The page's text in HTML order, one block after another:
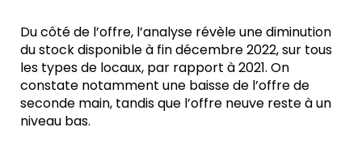
Du côté de l’offre, l’analyse révèle une diminution
du stock disponible à fin décembre 2022, sur tous
les types de locaux, par rapport à 2021. On
constate notamment une baisse de l’offre de
seconde main, tandis que l’offre neuve reste à un
niveau bas.